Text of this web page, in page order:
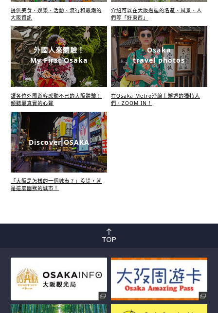
提供美食、娛樂、活動、流行和最潮的
大阪資訊
介绍可以在大阪邂逅的名產、風景、人
們等「好東西」
外國人來體驗！
My First Osaka
讓各位外國遊客感動不已的大阪體驗！
傾聽最真實的心聲
Osaka
travel photos
在Osaka Metro沿線上邂逅的獨特人
們，ZOOM IN！
Discover OSAKA
「大阪是怎樣的一個城市？」没错，就
是這麼幽默的城市！